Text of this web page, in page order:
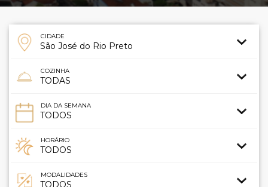
CIDADE
COZINHA
DIA DA SEMANA
HORÁRIO
MODALIDADES